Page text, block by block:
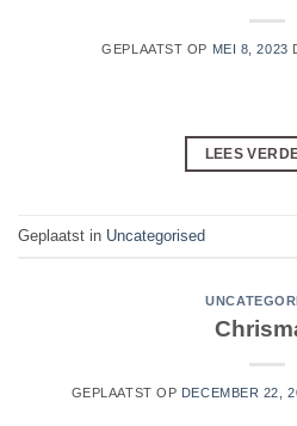
GEPLAATST OP MEI 8, 2023
LEES
Geplaatst in Uncategorised
GEPLAATST OP DECEMBER 22,